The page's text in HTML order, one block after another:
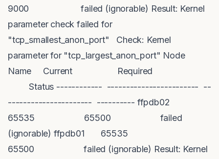
9000 failed (ignorable) Result: Kernel
parameter check failed for
"tcp_smallest_anon_port" Check: Kernel
parameter for "tcp_largest_anon_port" Node
Name Current Required
Status ------------ ------------------------ --
---------------------- ---------- ffpdb02
65535 65500 failed
(ignorable) ffpdb01 65535
65500 failed (ignorable) Result: Kernel